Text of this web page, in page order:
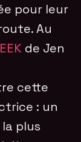
pour leur
Au
de Jen
cette
: un
plus